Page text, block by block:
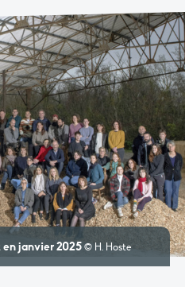
en janvier 2025© H. Hoste